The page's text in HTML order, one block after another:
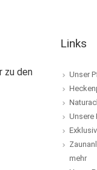
zu den
Links
Unser
Unsere
mehr